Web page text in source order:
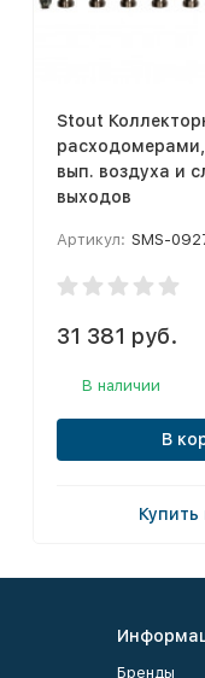
Stout
вып. воздуха и
выходов
Артикул: SMS-
31 381 руб.
В наличии
В
Купить
Бренды